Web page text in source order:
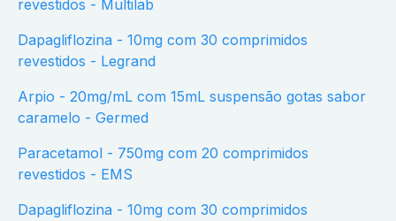
revestidos - Multilab
Dapagliflozina - 10mg com 30 comprimidos
revestidos - Legrand
Arpio - 20mg/mL com 15mL suspensão gotas sabor
caramelo - Germed
Paracetamol - 750mg com 20 comprimidos
revestidos - EMS
Dapagliflozina - 10mg com 30 comprimidos